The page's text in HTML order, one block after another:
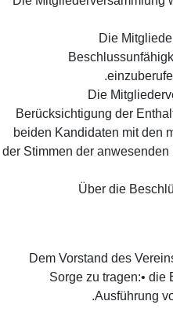
(6) Die
(7) Die
Berücksichtigung der
beiden Kandidaten mit den
der Stimmen der
(8) Über die
(1) Dem Vorstand des
Sorge zu tragen: •
Ausführung